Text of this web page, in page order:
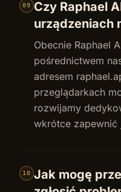
09
Czy Raphael
urządzeniach
Obecnie Raphael
pośrednictwem
adresem
przeglądarkach
rozwijamy
wkrótce zapewnić
10 Jak mogę